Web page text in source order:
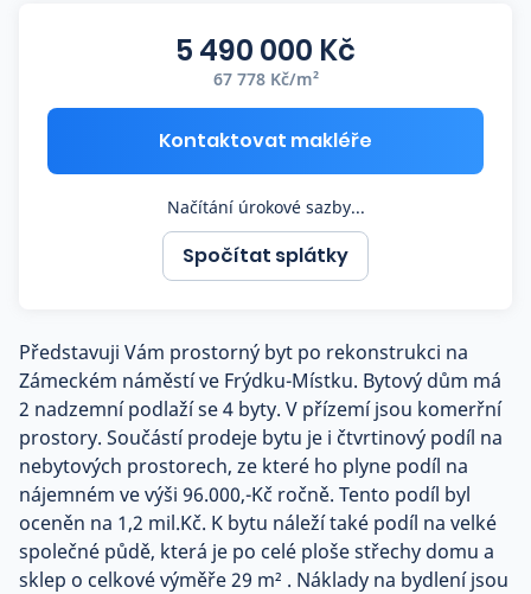
Blog
Kontakt
5 490 000 Kč
67 778 Kč/m²
Kontaktovat makléře
Načítání úrokové sazby...
Spočítat splátky
Představuji Vám prostorný byt po rekonstrukci na
Zámeckém náměstí ve Frýdku-Místku. Bytový dům má
2 nadzemní podlaží se 4 byty. V přízemí jsou komerřní
prostory. Součástí prodeje bytu je i čtvrtinový podíl na
nebytových prostorech, ze které ho plyne podíl na
nájemném ve výši 96.000,-Kč ročně. Tento podíl byl
oceněn na 1,2 mil.Kč. K bytu náleží také podíl na velké
společné půdě, která je po celé ploše střechy domu a
sklep o celkové výměře 29 m² . Náklady na bydlení jsou